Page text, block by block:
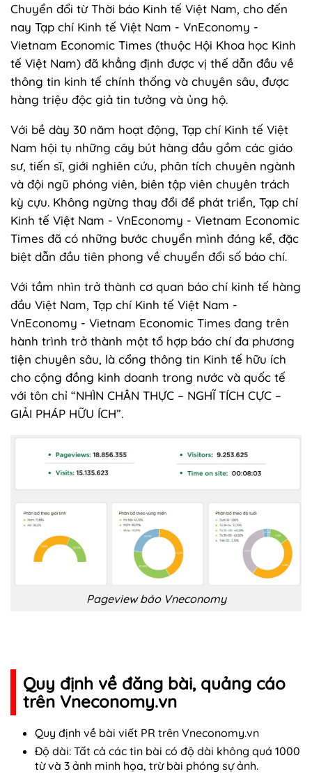
Chuyển đổi từ Thời báo Kinh tế Việt Nam, cho đến
nay Tạp chí Kinh tế Việt Nam - VnEconomy -
Vietnam Economic Times (thuộc Hội Khoa học Kinh
tế Việt Nam) đã khẳng định được vị thế dẫn đầu về
thông tin kinh tế chính thống và chuyên sâu, được
hàng triệu độc giả tin tưởng và ủng hộ.
Với bề dày 30 năm hoạt động, Tạp chí Kinh tế Việt
Nam hội tụ những cây bút hàng đầu gồm các giáo
sư, tiến sĩ, giới nghiên cứu, phân tích chuyên ngành
và đội ngũ phóng viên, biên tập viên chuyên trách
kỳ cựu. Không ngừng thay đổi để phát triển, Tạp chí
Kinh tế Việt Nam - VnEconomy - Vietnam Economic
Times đã có những bước chuyển mình đáng kể, đặc
biệt dẫn đầu tiên phong về chuyển đổi số báo chí.
Với tầm nhìn trở thành cơ quan báo chí kinh tế hàng
đầu Việt Nam, Tạp chí Kinh tế Việt Nam -
VnEconomy - Vietnam Economic Times đang trên
hành trình trở thành một tổ hợp báo chí đa phương
tiện chuyên sâu, là cổng thông tin Kinh tế hữu ích
cho cộng đồng kinh doanh trong nước và quốc tế
với tôn chỉ “NHÌN CHÂN THỰC – NGHĨ TÍCH CỰC –
GIẢI PHÁP HỮU ÍCH”.
Pageview báo Vneconomy
Quy định về đăng bài, quảng cáo
trên Vneconomy.vn
Quy định về bài viết PR trên Vneconomy.vn
Độ dài: ​T​ất cả các tin bài có độ dài không quá 1000
từ và ​3​ ảnh minh họa, trừ bài phóng sự ảnh​.​